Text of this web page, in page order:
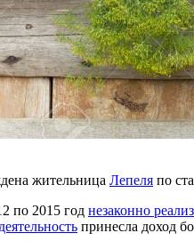
жительница Лепеля по
по 2015 год незаконно
принесла доход